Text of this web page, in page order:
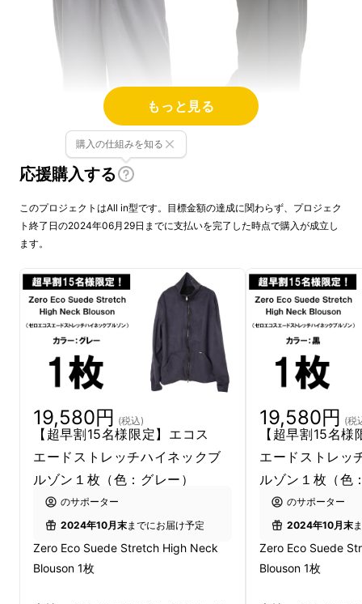
リアルを追求したス
もっと見る
応援購入する
購入の仕組みを知る
このプロジェクトはAll in型です。目標金額の達成に関わらず、プロジェク
ト終了日の2024年06月29日までに支払いを完了した時点で購入が成立し
ます。
19,580円 (税込)
【超早割15名様限定】エコス
エードストレッチハイネックブ
ルゾン１枚（色：グレー）
のサポーター
2024年10月末までにお届け予定
Zero Eco Suede Stretch High Neck
Blouson 1枚
19,580円 (税
【超早割15名
エードストレッ
ルゾン１枚（色
のサポーター
2024年10月末
Zero Eco Suede
Blouson 1枚